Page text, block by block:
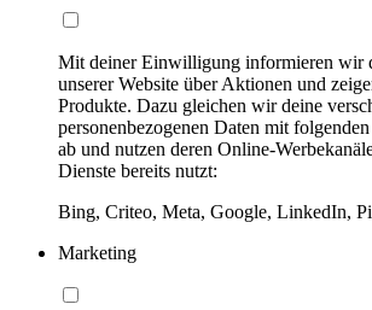
Mit deiner Einwilligung informieren wir
unserer Website über Aktionen und
Produkte. Dazu gleichen wir deine
personenbezogenen Daten mit
ab und nutzen deren Online-
Dienste bereits nutzt:
Bing, Criteo, Meta, Google, LinkedIn,
Marketing